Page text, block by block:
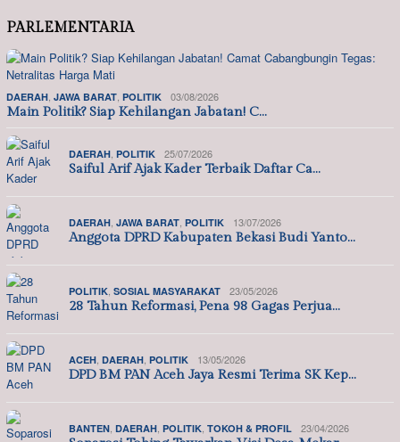
PARLEMENTARIA
DAERAH JAWA BARAT POLITIK 03/08/2026
Main Politik? Siap Kehilangan Jabatan! C…
DAERAH POLITIK 25/07/2026
Saiful Arif Ajak Kader Terbaik Daftar Ca…
DAERAH JAWA BARAT POLITIK 13/07/2026
Anggota DPRD Kabupaten Bekasi Budi Yanto…
POLITIK SOSIAL MASYARAKAT 23/05/2026
28 Tahun Reformasi, Pena 98 Gagas Perjua…
ACEH DAERAH POLITIK 13/05/2026
DPD BM PAN Aceh Jaya Resmi Terima SK Kep…
BANTEN DAERAH POLITIK TOKOH & PROFIL 23/04/2026